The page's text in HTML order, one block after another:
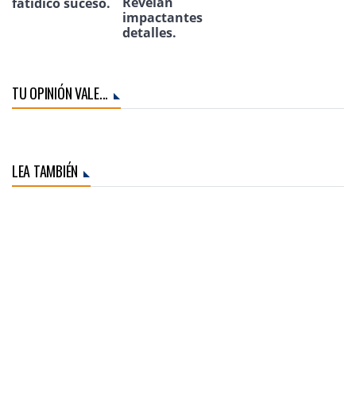
impactantes
detalles.
TU OPINIÓN VALE...
LEA TAMBIÉN